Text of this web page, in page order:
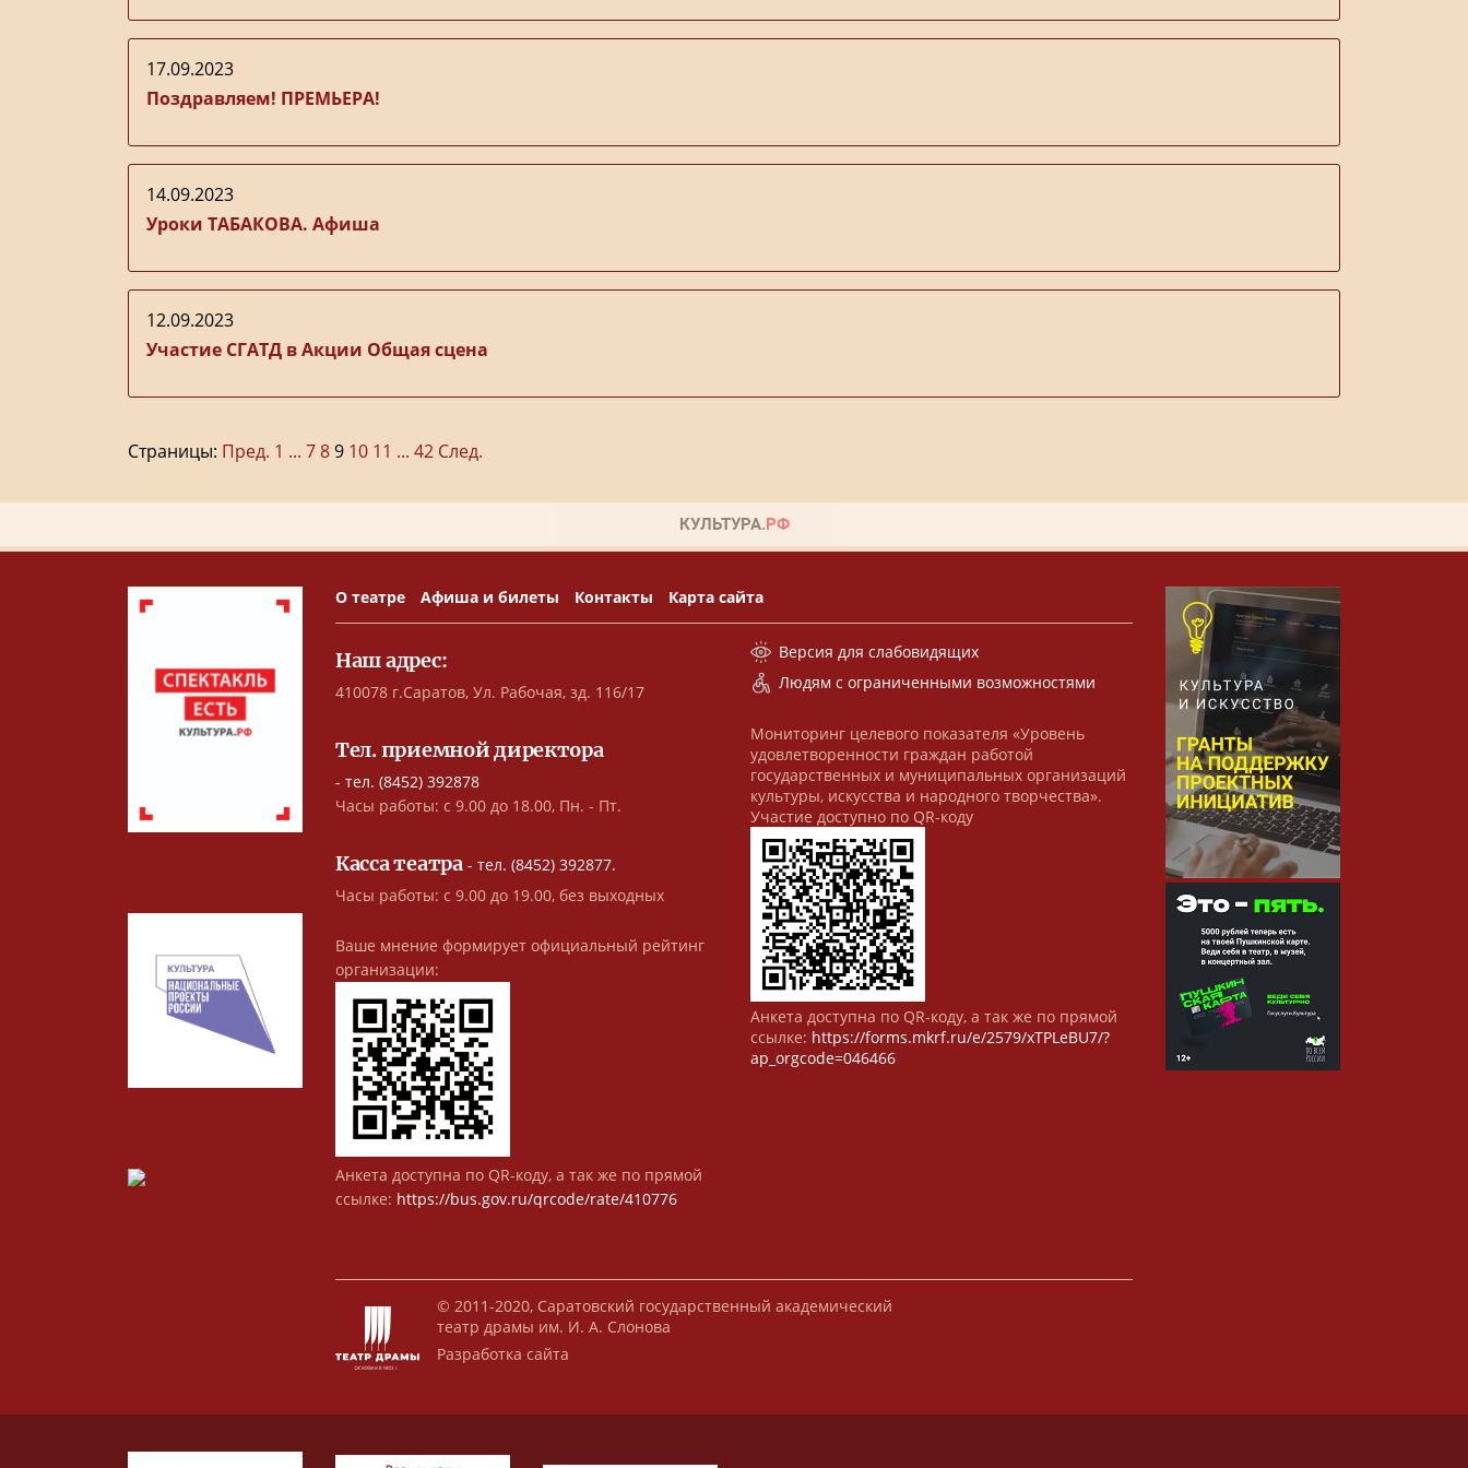
17.09.2023
Поздравляем! ПРЕМЬЕРА!
14.09.2023
Уроки ТАБАКОВА. Афиша
12.09.2023
Участие СГАТД в Акции Общая сцена
Страницы: Пред. 1 ... 789 10 11 ... 42 След.
О театре Афиша и билеты Контакты Карта сайта
Наш адрес:
410078 г.Саратов, Ул. Рабочая, зд. 116/17
Тел. приемной директора
- тел. (8452) 392878
Часы работы: с 9.00 до 18.00, Пн. - Пт.
Касса театра- тел. (8452) 392877.
Часы работы: с 9.00 до 19.00, без выходных
Ваше мнение формирует официальный рейтинг
организации:
Анкета доступна по QR-коду, а так же по прямой
ссылке: https://bus.gov.ru/qrcode/rate/410776
Версия для слабовидящих
Людям с ограниченными возможностями
Мониторинг целевого показателя «Уровень
удовлетворенности граждан работой
государственных и муниципальных организаций
культуры, искусства и народного творчества».
Участие доступно по QR-коду
Анкета доступна по QR-коду, а так же по прямой
ссылке: https://forms.mkrf.ru/e/2579/xTPLeBU7/?
ap_orgcode=046466
© 2011-2020, Саратовский государственный академический
театр драмы им. И. А. Слонова
Разработка сайта